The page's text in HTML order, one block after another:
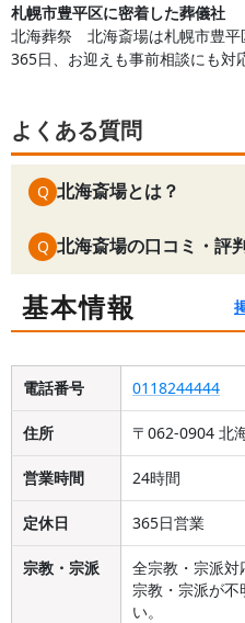
札幌市豊平区に密着した葬儀社
北海葬祭 北海斎場は札幌市豊平
365日、お迎えも事前相談にも対
よくある質問
Q 北海斎場とは？
Q 北海斎場の口コミ・評
基本情報
電話番号 0118244444
住所 〒062-0904 北
営業時間 24時間
定休日 365日営業
宗教・宗派
全宗教・宗派対
宗教・宗派が不
い。